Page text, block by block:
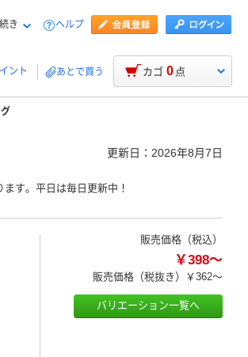
き ヘルプ
ント あとで買う カゴ 0 点
更新日： 2026年8月7日
す。平日は毎日更新中！
販売価格（税込）
￥398～
販売価格（税抜き） ￥362～
バリエーション一覧へ